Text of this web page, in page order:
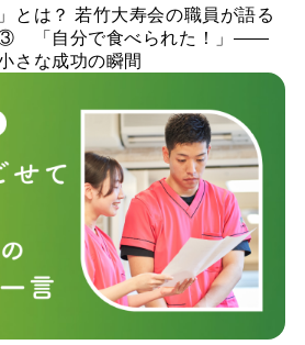
とは？ 若竹大寿会の職員が語る
「自分で食べられた！」——
さな成功の瞬間